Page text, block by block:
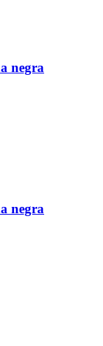
negra
negra